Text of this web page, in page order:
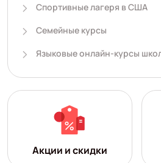
Спортивные лагеря в США
Семейные курсы
Языковые онлайн-курсы
Акции и скидки